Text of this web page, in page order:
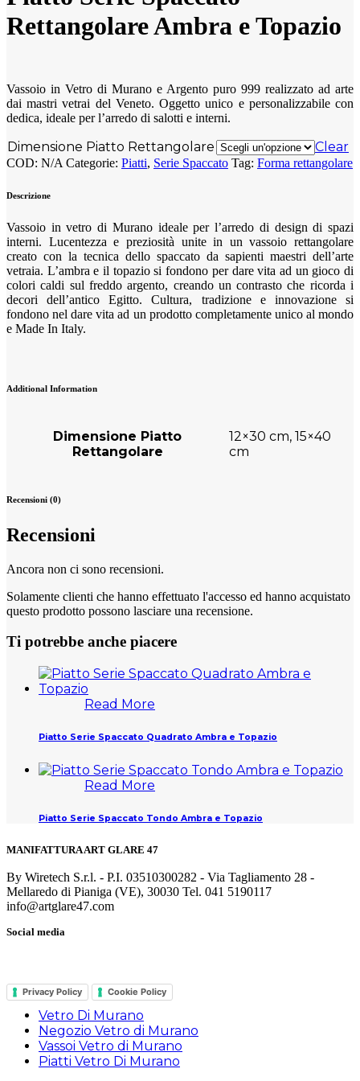
Rettangolare Ambra e Topazio
Vassoio in Vetro di Murano e Argento puro 999 realizzato ad arte
dai mastri vetrai del Veneto. Oggetto unico e personalizzabile con
dedica, ideale per l’arredo di salotti e interni.
Dimensione Piatto Rettangolare Clear
COD: N/A Categorie: Piatti, Serie Spaccato Tag: Forma rettangolare
Descrizione
Vassoio in vetro di Murano ideale per l’arredo di design di spazi
interni. Lucentezza e preziosità unite in un vassoio rettangolare
creato con la tecnica dello spaccato da sapienti maestri dell’arte
vetraia. L’ambra e il topazio si fondono per dare vita ad un gioco di
colori caldi sul freddo argento, creando un contrasto che ricorda i
decori dell’antico Egitto. Cultura, tradizione e innovazione si
fondono nel dare vita ad un prodotto completamente unico al mondo
e Made In Italy.
Additional Information
Dimensione Piatto
Rettangolare
12×30 cm, 15×40
cm
Recensioni (0)
Recensioni
Ancora non ci sono recensioni.
Solamente clienti che hanno effettuato l'accesso ed hanno acquistato
questo prodotto possono lasciare una recensione.
Ti potrebbe anche piacere
Read More
Piatto Serie Spaccato Quadrato Ambra e Topazio
Read More
Piatto Serie Spaccato Tondo Ambra e Topazio
MANIFATTURA ART GLARE 47
By Wiretech S.r.l. - P.I. 03510300282 - Via Tagliamento 28 -
Mellaredo di Pianiga (VE), 30030 Tel. 041 5190117
info@artglare47.com
Social media
Privacy Policy Cookie Policy
Vetro Di Murano
Negozio Vetro di Murano
Vassoi Vetro di Murano
Piatti Vetro Di Murano